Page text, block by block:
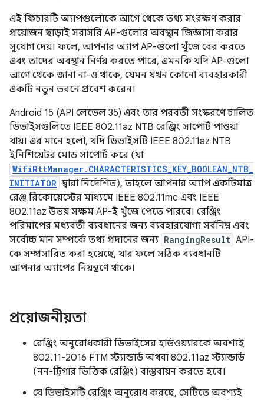
এই ফিচারটি অ্যাপগুলোকে আগে থেকে তথ্য সংরক্ষণ করার
প্রয়োজন ছাড়াই সরাসরি AP-গুলোর অবস্থান জিজ্ঞাসা করার
সুযোগ দেয়। ফলে, আপনার অ্যাপ AP-গুলো খুঁজে বের করতে
এবং তাদের অবস্থান নির্ণয় করতে পারে, এমনকি যদি AP-গুলো
আগে থেকে জানা না-ও থাকে, যেমন যখন কোনো ব্যবহারকারী
একটি নতুন ভবনে প্রবেশ করেন।
Android 15 (API লেভেল 35) এবং তার পরবর্তী সংস্করণে চালিত
ডিভাইসগুলিতে IEEE 802.11az NTB রেঞ্জিং সাপোর্ট পাওয়া
যায়। এর মানে হলো, যদি ডিভাইসটি IEEE 802.11az NTB
ইনিশিয়েটর মোড সাপোর্ট করে (যা
WifiRttManager.CHARACTERISTICS_KEY_BOOLEAN_NTB_
INITIATOR দ্বারা নির্দেশিত), তাহলে আপনার অ্যাপ একটিমাত্র
রেঞ্জ রিকোয়েস্টের মাধ্যমে IEEE 802.11mc এবং IEEE
802.11az উভয় সক্ষম AP-ই খুঁজে পেতে পারবে। রেঞ্জিং
পরিমাপের মধ্যবর্তী ব্যবধানের জন্য ব্যবহারযোগ্য সর্বনিম্ন এবং
সর্বোচ্চ মান সম্পর্কে তথ্য প্রদানের জন্য RangingResult API-
কে সম্প্রসারিত করা হয়েছে, যার ফলে সঠিক ব্যবধানটি
আপনার অ্যাপের নিয়ন্ত্রণে থাকে।
প্রয়োজনীয়তা
রেঞ্জিং অনুরোধকারী ডিভাইসের হার্ডওয়্যারকে অবশ্যই
802.11-2016 FTM স্ট্যান্ডার্ড অথবা 802.11az স্ট্যান্ডার্ড
(নন-ট্রিগার ভিত্তিক রেঞ্জিং) বাস্তবায়ন করতে হবে।
যে ডিভাইসটি রেঞ্জিং অনুরোধ করছে, সেটিতে অবশ্যই